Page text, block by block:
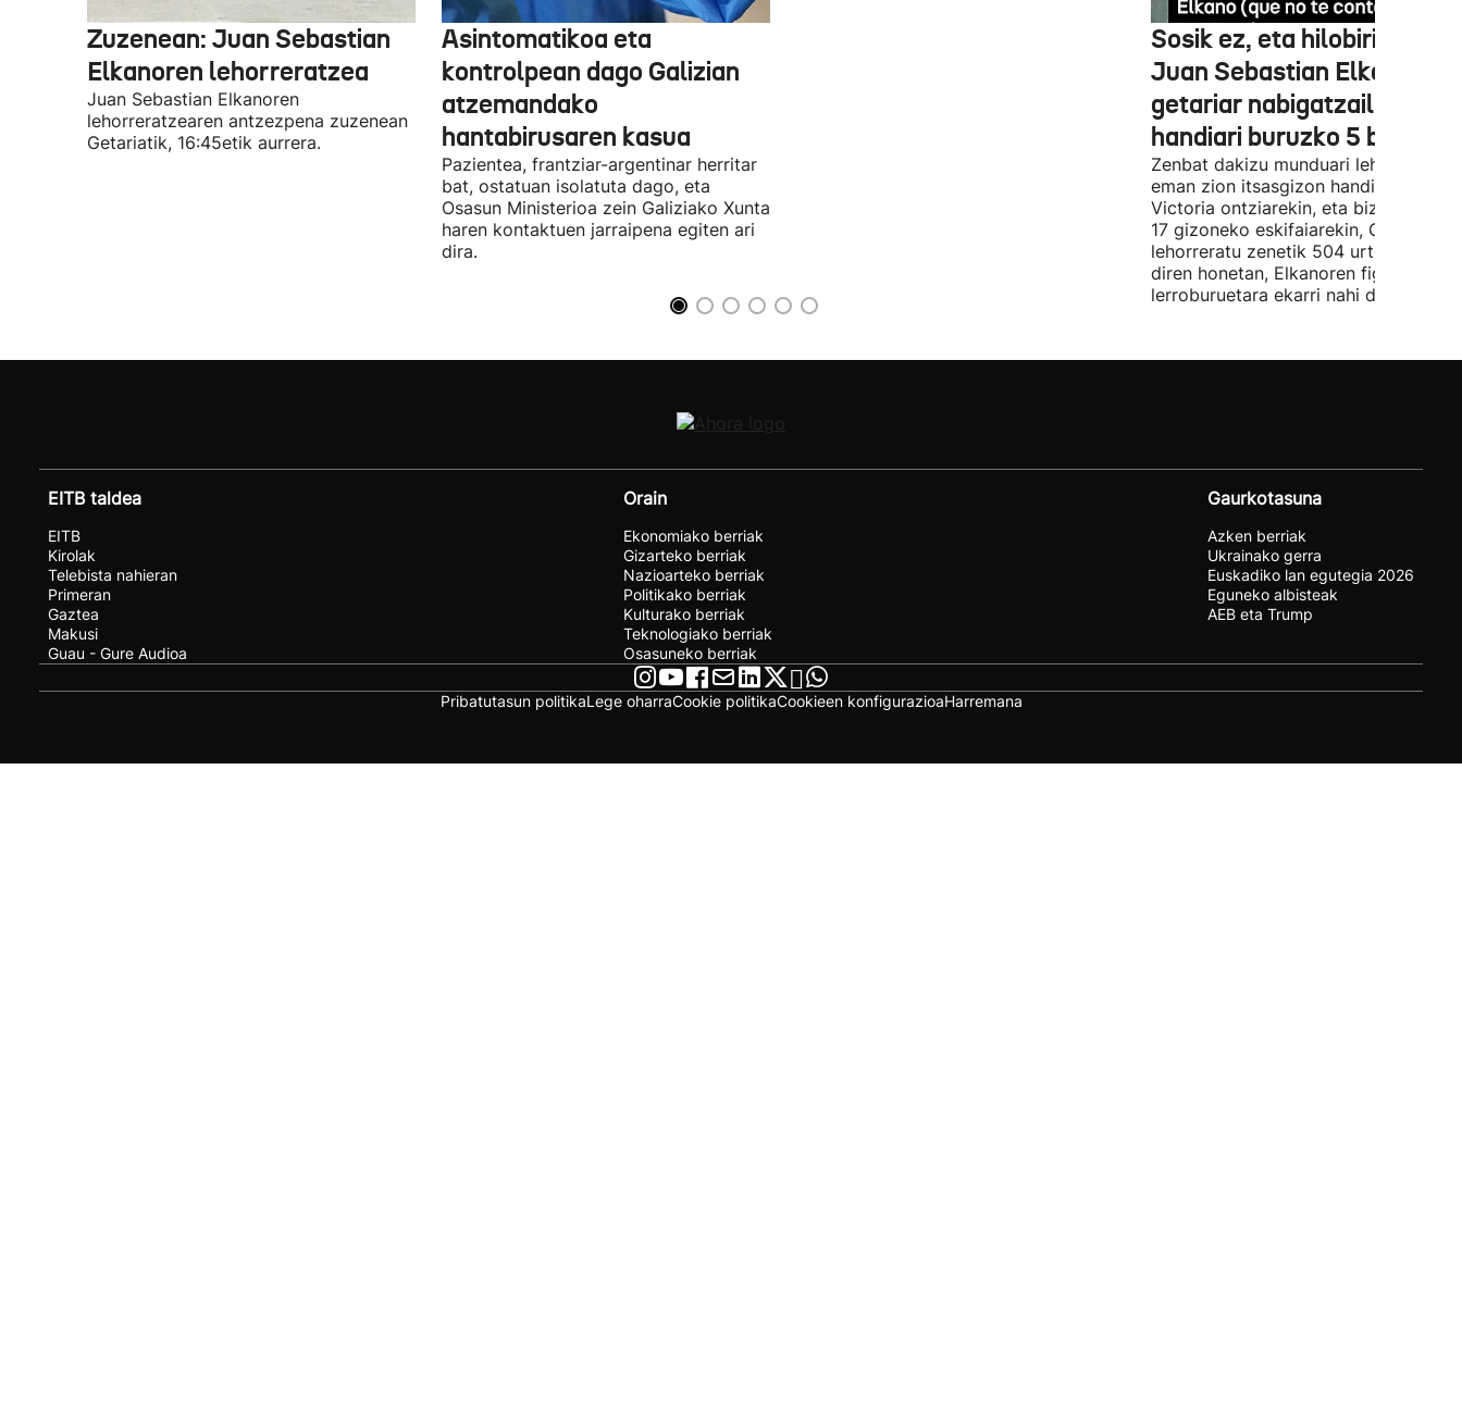
Zuzenean: Juan Sebastian
Elkanoren lehorreratzea
Juan Sebastian Elkanoren
lehorreratzearen antzezpena zuzenean
Getariatik, 16:45etik aurrera.
Asintomatikoa eta
kontrolpean dago Galizian
atzemandako
hantabirusaren kasua
Pazientea, frantziar-argentinar herritar
bat, ostatuan isolatuta dago, eta
Osasun Ministerioa zein Galiziako Xunta
haren kontaktuen jarraipena egiten ari
dira.
Sosik ez, eta hilobirik ere
Juan Sebastian Elkano
getariar nabigatzaile
handiari buruzko 5
Zenbat dakizu munduari lehen bira
eman zion itsasgizon handi honi
Victoria ontziarekin, eta biziraun
17 gizoneko eskifaiarekin, Getarian
lehorreratu zenetik 504 urte betetzen
diren honetan, Elkanoren figura
lerroburuetara ekarri nahi dugu.
EITB taldea
EITB
Kirolak
Telebista nahieran
Primeran
Gaztea
Makusi
Guau - Gure Audioa
Orain
Ekonomiako berriak
Gizarteko berriak
Nazioarteko berriak
Politikako berriak
Kulturako berriak
Teknologiako berriak
Osasuneko berriak
Gaurkotasuna
Azken berriak
Ukrainako gerra
Euskadiko lan egutegia 2026
Eguneko albisteak
AEB eta Trump
Pribatutasun politikaLege oharraCookie politikaCookieen konfigurazioaHarremana